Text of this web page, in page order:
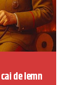
cai de lemn